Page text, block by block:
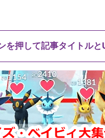
を押して記事タイトルと